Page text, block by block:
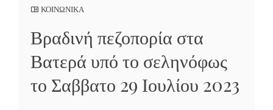
ΚΟΙΝΩΝΙΚΑ
Βραδινή πεζοπορία στα
Βατερά υπό το σεληνόφως
το Σαββατο 29 Ιουλίου 2023